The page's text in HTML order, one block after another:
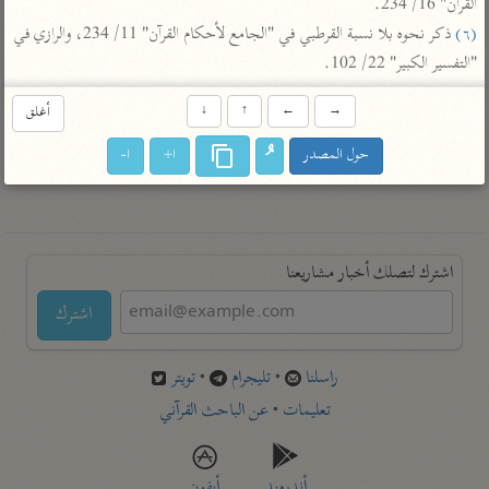
تفسير السمرقندي
تفسير الثعلبي
الكشاف للزمخشري
الدر المنثور
تفسير مقاتل
تفسير قتادة
اشترك لتصلك أخبار مشاريعنا
اشترك
راسلنا •تليجرام •تويتر
تعليمات •عن الباحث القرآني
(٦)
"التفسير الكبير" 22/ 102.
أغلق →
←
↑
↓
حول المصدر ا+ ا-